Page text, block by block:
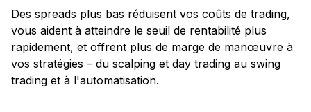
Des spreads plus bas réduisent vos coûts de trading,
vous aident à atteindre le seuil de rentabilité plus
rapidement, et offrent plus de marge de manœuvre à
vos stratégies – du scalping et day trading au swing
trading et à l'automatisation.